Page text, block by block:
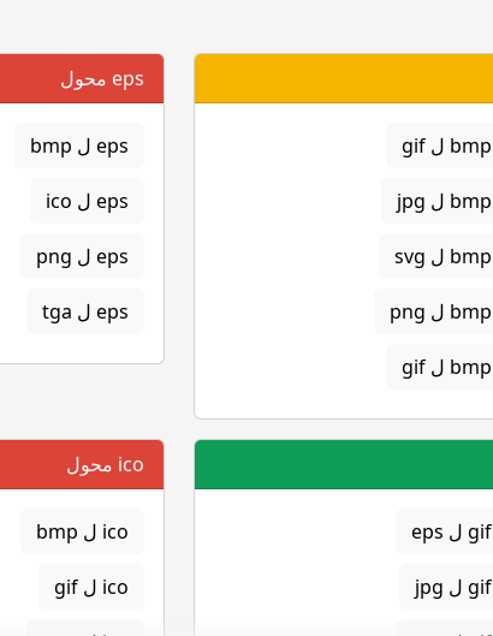
bmp ل gif
bmp ل jpg
bmp ل svg
bmp ل png
bmp ل gif
eps محول
eps ل bmp
eps ل ico
eps ل png
eps ل tga
gif ل eps
gif ل jpg
ico محول
ico ل bmp
ico ل gif